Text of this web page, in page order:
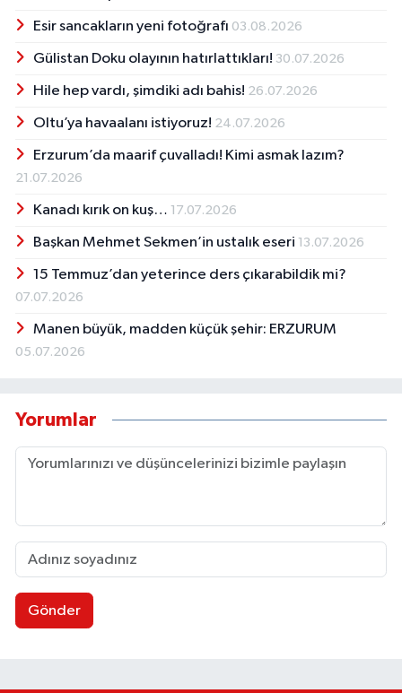
Esir sancakların yeni fotoğrafı 03.08.2026
Gülistan Doku olayının hatırlattıkları! 30.07.2026
Hile hep vardı, şimdiki adı bahis! 26.07.2026
Oltu’ya havaalanı istiyoruz! 24.07.2026
Erzurum’da maarif çuvalladı! Kimi asmak lazım?
21.07.2026
Kanadı kırık on kuş… 17.07.2026
Başkan Mehmet Sekmen’in ustalık eseri 13.07.2026
15 Temmuz’dan yeterince ders çıkarabildik mi?
07.07.2026
Manen büyük, madden küçük şehir: ERZURUM
05.07.2026
Yorumlar
Gönder